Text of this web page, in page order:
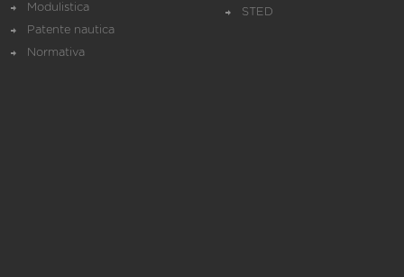
Modulistica
Patente nautica
Normativa
STED